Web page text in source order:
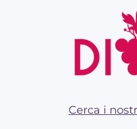
Cerca i